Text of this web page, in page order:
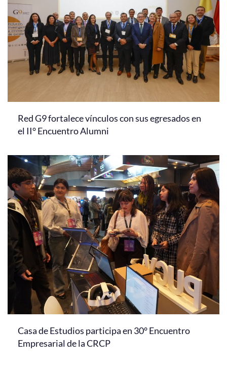
Red G9 fortalece vínculos con sus egresados en
el II° Encuentro Alumni
Casa de Estudios participa en 30° Encuentro
Empresarial de la CRCP